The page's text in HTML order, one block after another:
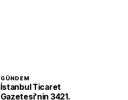
GÜNDEM
İstanbul Ticaret
Gazetesi'nin 3421.